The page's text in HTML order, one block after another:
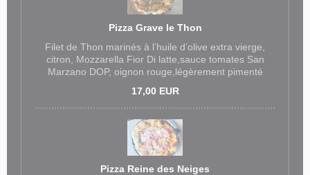
Pizza Grave le Thon
Filet de Thon marinés à l’huile d’olive extra vierge,
citron, Mozzarella Fior Di latte,sauce tomates San
Marzano DOP, oignon rouge,légèrement pimenté
17,00 EUR
Pizza Reine des Neiges